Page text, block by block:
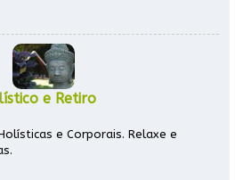
e Retiro
e Corporais. Relaxe e